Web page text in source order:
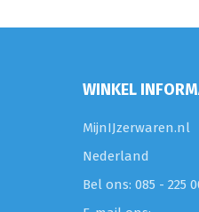
WINKEL
MijnIJzerwaren.nl
Nederland
Bel ons: 085 - 225